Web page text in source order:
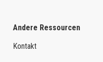
Andere Ressourcen
Kontakt